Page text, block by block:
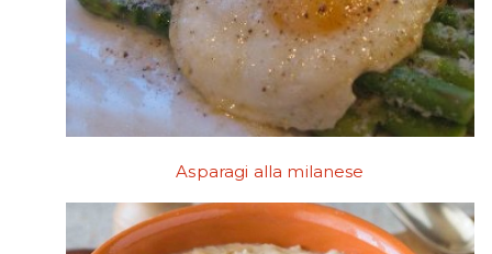
Asparagi alla milanese